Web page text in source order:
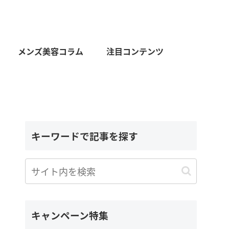
メンズ美容コラム 注目コンテンツ
キーワードで記事を探す
キャンペーン特集